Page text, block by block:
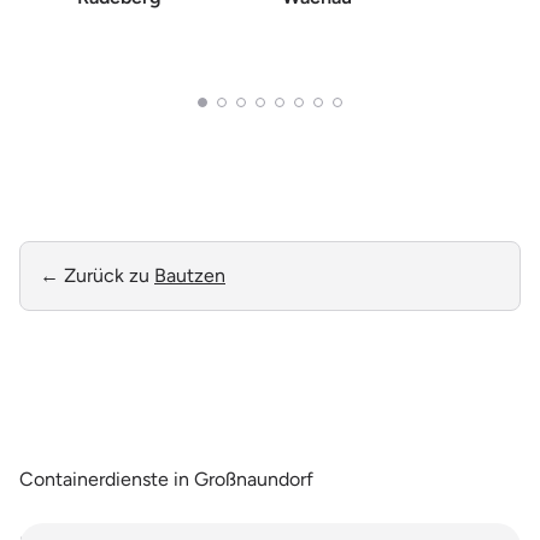
← Zurück zu Bautzen
Containerdienste in Großnaundorf